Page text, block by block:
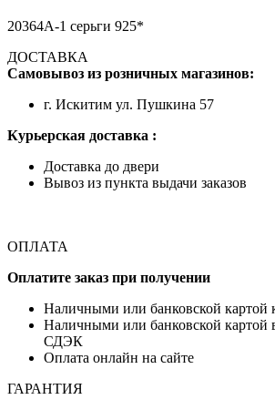
20364А-1 серьги 925*
ДОСТАВКА
Самовывоз из розничных магазинов:
г. Искитим ул. Пушкина 57
Курьерская доставка :
Доставка до двери
Вывоз из пункта выдачи заказов
ОПЛАТА
Оплатите заказ при получении
Наличными или банковской картой
Наличными или банковской картой
СДЭК
Оплата онлайн на сайте
ГАРАНТИЯ